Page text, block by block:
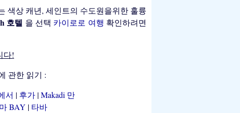
색상 캐년, 세인트의 수도원을위한 훌륭
호텔 을 선택 카이로로 여행 확인하려면
다!
관한 읽기 :
서 | 후가 |Makadi 만
BAY | 타바